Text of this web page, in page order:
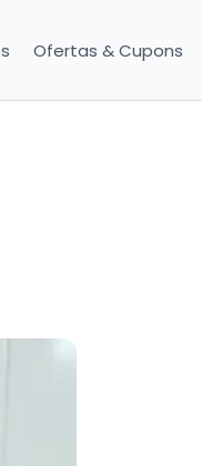
Ofertas & Cupons